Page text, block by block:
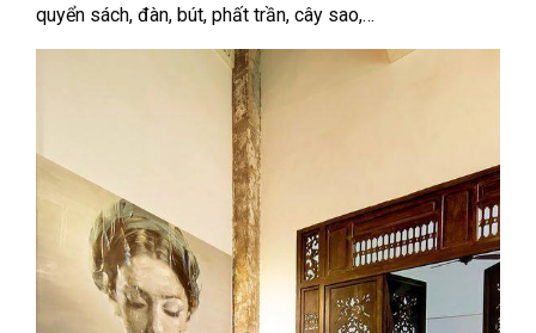
quyển sách, đàn, bút, phất trần, cây sao,…